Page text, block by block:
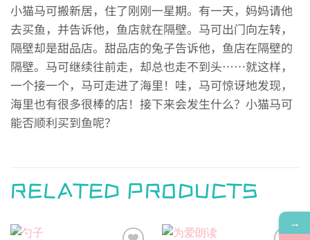
小猫马可搬新居，住了刚刚一星期。有一天，妈妈请他
去买鱼，并告诉他，鱼店就在隔壁。马可出门向左转，
隔壁却是甜品店。甜品店的兔子告诉他，鱼店在隔壁的
隔壁。马可继续往前走，却总也走不到头……就这样，
一个接一个，马可走进了海里！哇，马可惊讶地发现，
海里也有很多很棒的店！接下来会发生什么？小猫马可
能否顺利买到鱼呢？
RELATED PRODUCTS
→